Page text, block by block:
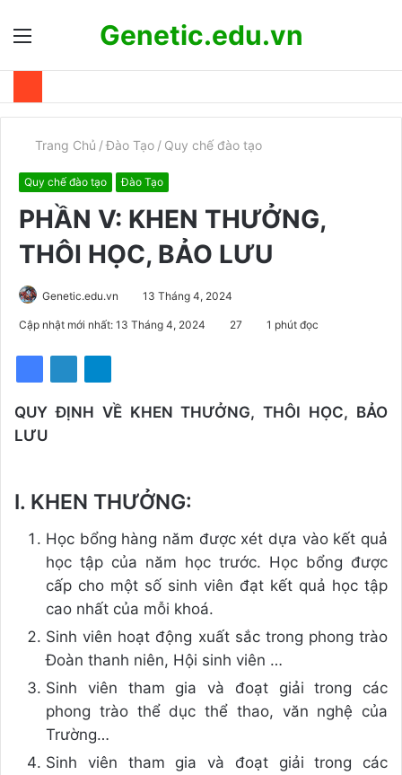
Genetic.edu.vn
Trang Chủ /Đào Tạo / Quy chế đào tạo
Quy chế đào tạo Đào Tạo
PHẦN V: KHEN THƯỞNG,
THÔI HỌC, BẢO LƯU
Genetic.edu.vn 13 Tháng 4, 2024
Cập nhật mới nhất: 13 Tháng 4, 2024 27 1 phút đọc
QUY ĐỊNH VỀ KHEN THƯỞNG, THÔI HỌC, BẢO
LƯU
I. KHEN THƯỞNG:
Học bổng hàng năm được xét dựa vào kết quả
học tập của năm học trước. Học bổng được
cấp cho một số sinh viên đạt kết quả học tập
cao nhất của mỗi khoá.
Sinh viên hoạt động xuất sắc trong phong trào
Đoàn thanh niên, Hội sinh viên …
Sinh viên tham gia và đoạt giải trong các
phong trào thể dục thể thao, văn nghệ của
Trường…
Sinh viên tham gia và đoạt giải trong các